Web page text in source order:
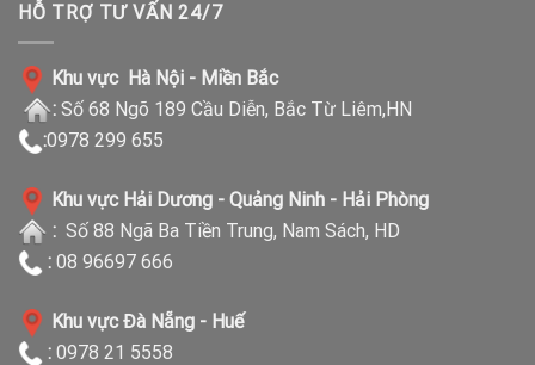
HỖ TRỢ TƯ VẤN 24/7
Khu vực Hà Nội - Miền Bắc
: Số 68 Ngõ 189 Cầu Diễn, Bắc Từ Liêm,HN
:0978 299 655
Khu vực Hải Dương - Quảng Ninh - Hải Phòng
: Số 88 Ngã Ba Tiền Trung, Nam Sách, HD
: 08 96697 666
Khu vực Đà Nẵng - Huế
: 0978 21 5558